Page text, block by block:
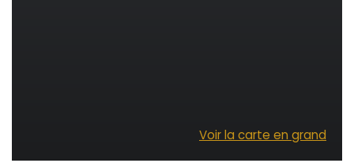
Voir la carte en grand